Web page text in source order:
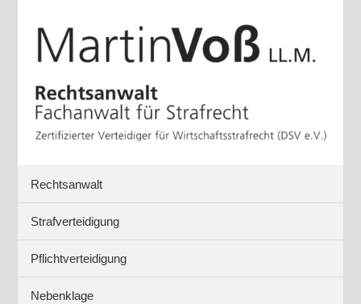
Rechtsanwalt
Strafverteidigung
Pflichtverteidigung
Nebenklage